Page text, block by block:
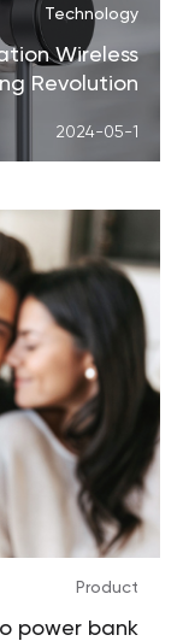
Technology
Wireless
Revolution
2024-05-1
Product
bank？